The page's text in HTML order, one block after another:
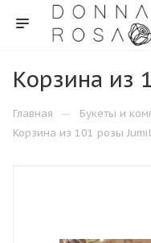
Корзина из
Главная — Букеты и
Корзина из 101 розы